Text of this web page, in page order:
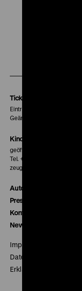
Tickets
Eintritt 5 €
Geänderte Preise sind im
Kinokasse
geöffnet 30 Minuten vor
Tel. + 49 30 20304-770
zeughauskino@dhm.de
Autor*innen
Presse
Kontakt
Newsletter
Impressum
Datenschutz
Erklärung digitale